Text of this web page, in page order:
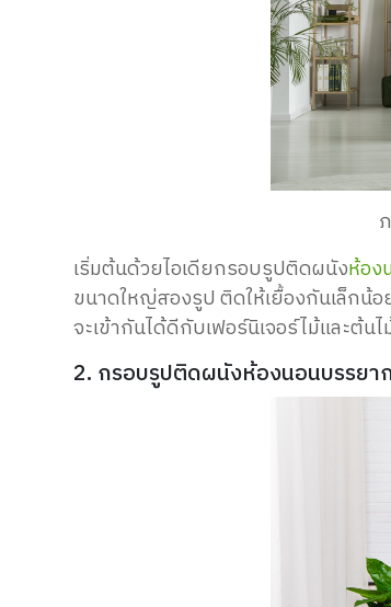
เริ่มต้นด้วยไอเดียกรอบรูปติดผนังห้อง
ขนาดใหญ่สองรูป ติดให้เยื้องกันเล็กน้
จะเข้ากันได้ดีกับเฟอร์นิเจอร์ไม้และต้น
2. กรอบรูปติดผนังห้องนอนบรรยา